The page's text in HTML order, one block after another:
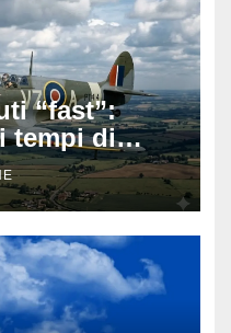
“fast”:
tempi di